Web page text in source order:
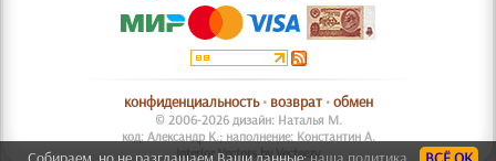
конфиденциальность• возврат•обмен
© 2006-2026 дизайн: Наталья М.
код: Александр К.; наполнение: Константин А.
Interior Vectors by Vecteezy